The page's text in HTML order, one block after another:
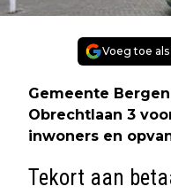
Voeg toe
Gemeente
Obrechtlaan 3
inwoners en
Tekort aan